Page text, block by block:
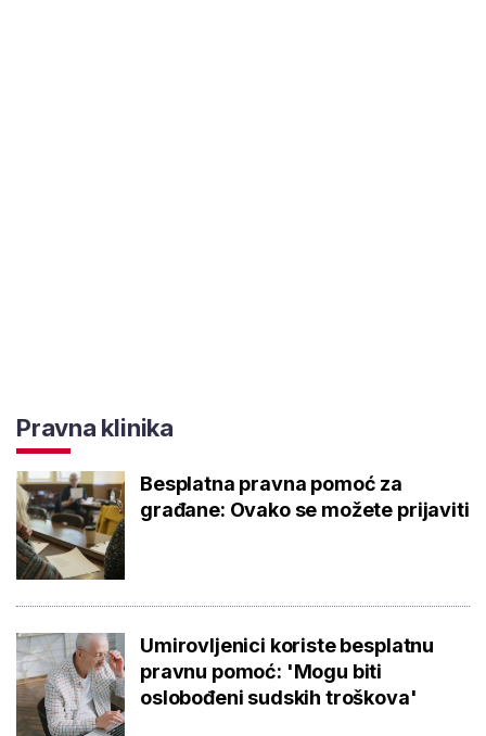
Pravna klinika
Besplatna pravna pomoć za
građane: Ovako se možete prijaviti
Umirovljenici koriste besplatnu
pravnu pomoć: 'Mogu biti
oslobođeni sudskih troškova'